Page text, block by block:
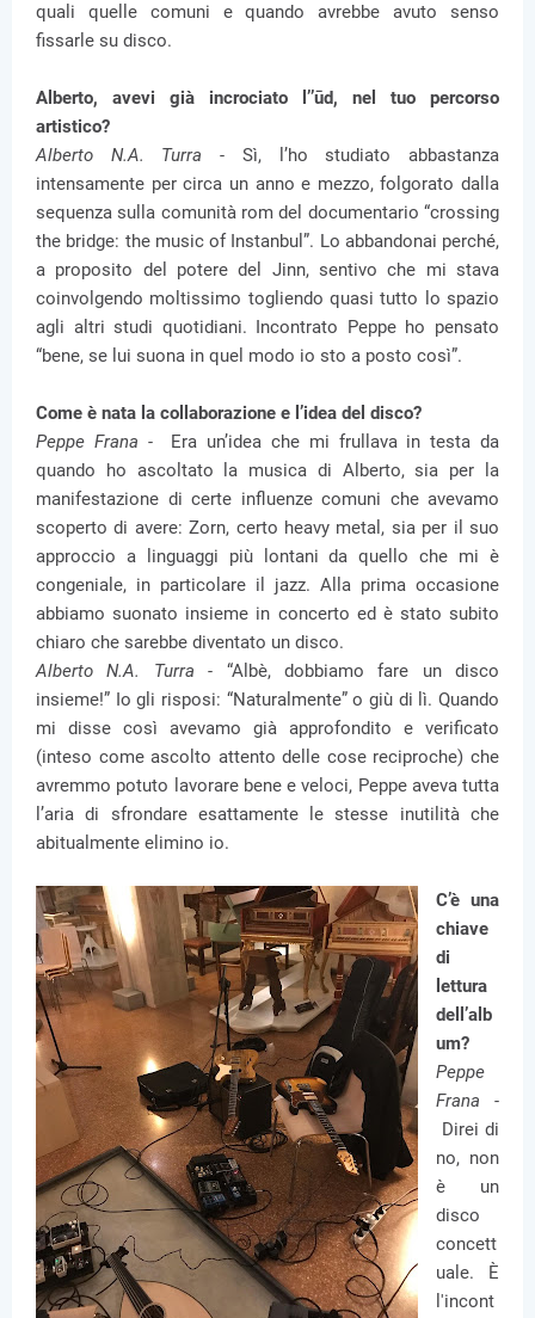
quali quelle comuni e quando avrebbe avuto senso
fissarle su disco.
Alberto, avevi già incrociato l’’ūd, nel tuo percorso
artistico?
Alberto N.A. Turra - Sì, l’ho studiato abbastanza
intensamente per circa un anno e mezzo, folgorato dalla
sequenza sulla comunità rom del documentario “crossing
the bridge: the music of Instanbul”. Lo abbandonai perché,
a proposito del potere del Jinn, sentivo che mi stava
coinvolgendo moltissimo togliendo quasi tutto lo spazio
agli altri studi quotidiani. Incontrato Peppe ho pensato
“bene, se lui suona in quel modo io sto a posto così”.
Come è nata la collaborazione e l’idea del disco?
Peppe Frana -
Era un’idea che mi frullava in testa da
quando ho ascoltato la musica di Alberto, sia per la
manifestazione di certe influenze comuni che avevamo
scoperto di avere: Zorn, certo heavy metal, sia per il suo
approccio a linguaggi più lontani da quello che mi è
congeniale, in particolare il jazz. Alla prima occasione
abbiamo suonato insieme in concerto ed è stato subito
chiaro che sarebbe diventato un disco.
Alberto N.A. Turra - “Albè, dobbiamo fare un disco
insieme!” Io gli risposi: “Naturalmente” o giù di lì. Quando
mi disse così avevamo già approfondito e verificato
(inteso come ascolto attento delle cose reciproche) che
avremmo potuto lavorare bene e veloci, Peppe aveva tutta
l’aria di sfrondare esattamente le stesse inutilità che
abitualmente elimino io.
C’è una
chiave
di
lettura
dell’alb
um?
Peppe
Frana -
Direi di
no, non
è un
disco
concett
uale. È
l'incont